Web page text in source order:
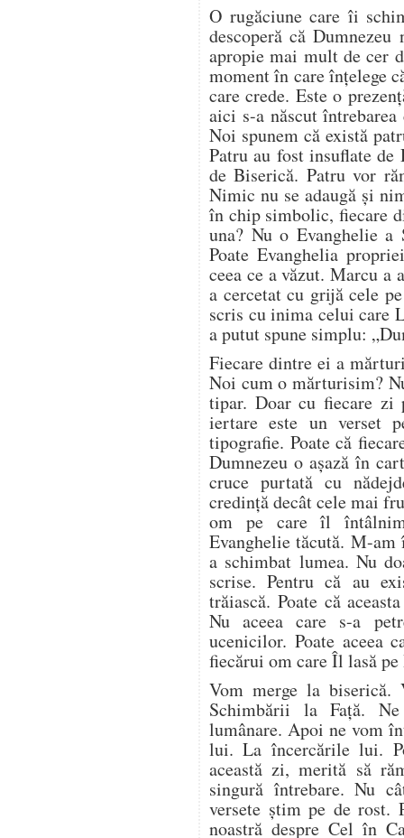
O rugăciune care îi
descoperă că
apropie mai mult de cer
moment în care înțelege
care crede. Este o
aici s-a născut
Noi spunem că există
Patru au fost insuflate
de Biserică. Patru vor
Nimic nu se adaugă și
în chip simbolic, fiecare
una? Nu o Evanghelie
Poate Evanghelia
ceea ce a văzut. Marcu
a cercetat cu grijă cele
scris cu inima celui care
a putut spune simplu:
Fiecare dintre ei a
Noi cum o mărturisim?
tipar. Doar cu fiecare zi
iertare este un verset
tipografie. Poate că
Dumnezeu o așază în
cruce purtată cu
credință decât cele mai
om pe care îl
Evanghelie tăcută. M-am
a schimbat lumea. Nu
scrise. Pentru că au
trăiască. Poate că
Nu aceea care s-a
ucenicilor. Poate aceea
fiecărui om care Îl lasă
Vom merge la biserică.
Schimbării la Față.
lumânare. Apoi ne vom
lui. La încercările lui.
această zi, merită să
singură întrebare. Nu
versete știm pe de rost.
noastră despre Cel în